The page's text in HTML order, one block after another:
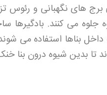
برج های نگهبانی و رئوس
جلوه می کنند. بادگیرها
بناها استفاده می
تا بدین شیوه درون بنا